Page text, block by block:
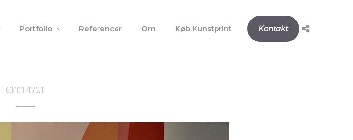
Portfolio Referencer Om Køb Kunstprint Kontakt
CF014721